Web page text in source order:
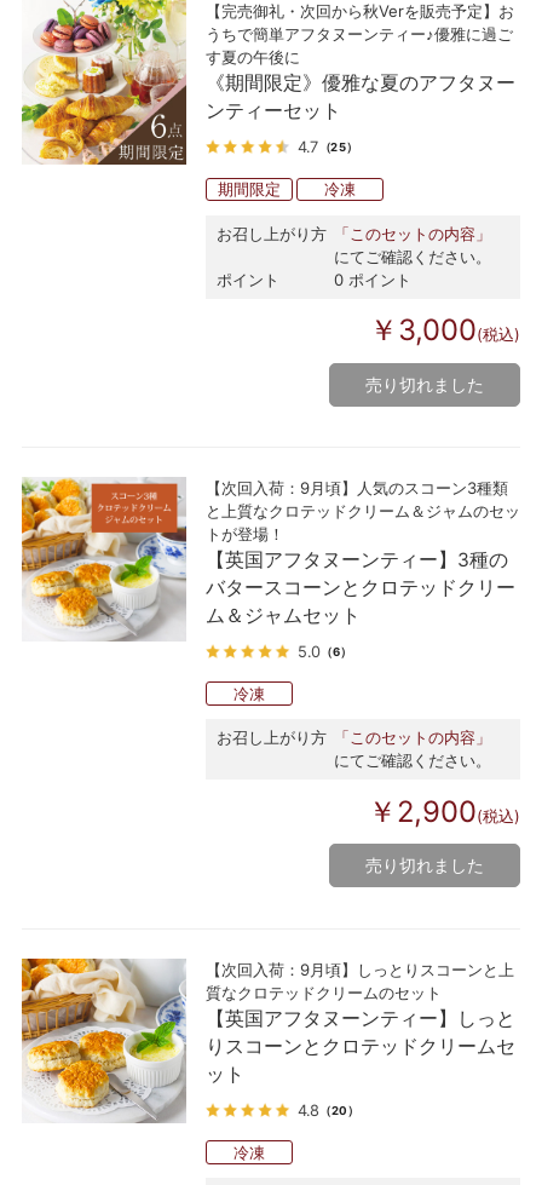
【完売御礼・次回から秋Verを販売予定】お
うちで簡単アフタヌーンティー♪優雅に過ご
す夏の午後に
《期間限定》優雅な夏のアフタヌー
ンティーセット
4.7 （25）
期間限定 冷凍
お召し上がり方
「このセットの内容」
にてご確認ください。
ポイント
0 ポイント
￥3,000(税込)
売り切れました
【次回入荷：9月頃】人気のスコーン3種類
と上質なクロテッドクリーム＆ジャムのセッ
トが登場！
【英国アフタヌーンティー】3種の
バタースコーンとクロテッドクリー
ム＆ジャムセット
5.0 （6）
冷凍
お召し上がり方
「このセットの内容」
にてご確認ください。
￥2,900(税込)
売り切れました
【次回入荷：9月頃】しっとりスコーンと上
質なクロテッドクリームのセット
【英国アフタヌーンティー】しっと
りスコーンとクロテッドクリームセ
ット
4.8 （20）
冷凍